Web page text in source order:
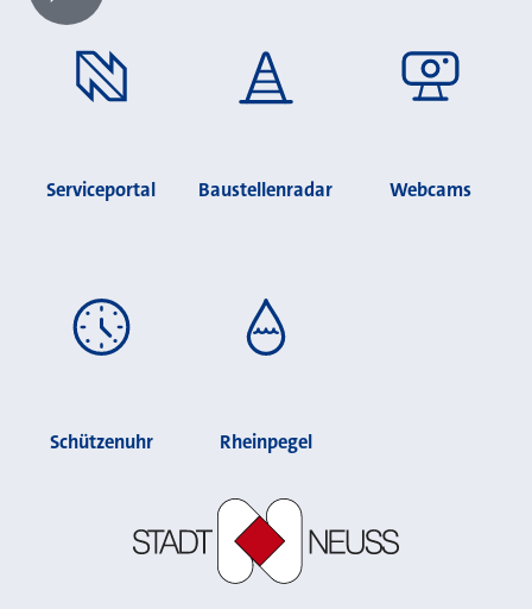
Chatbot laden?
Serviceportal Baustellenradar Webcams
Schützenuhr Rheinpegel